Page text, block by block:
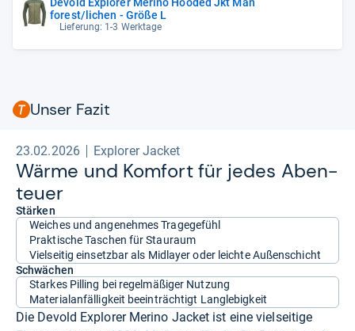
forest/lichen - Größe L
Lieferung: 1-3 Werktage
Unser Fazit
23.02.2026 Explorer Jacket
Wärme und Kom­fort für jedes Aben­
teuer
Stärken
Weiches und angenehmes Tragegefühl
Praktische Taschen für Stauraum
Vielseitig einsetzbar als Midlayer oder leichte Außenschicht
Schwächen
Starkes Pilling bei regelmäßiger Nutzung
Materialanfälligkeit beeinträchtigt Langlebigkeit
Die Devold Explorer Merino Jacket ist eine vielseitige